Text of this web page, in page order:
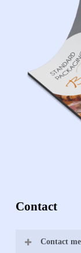
Contact
Contact